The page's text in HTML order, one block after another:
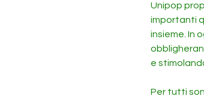
Unipop
importanti
insieme. In
e
Per tutti